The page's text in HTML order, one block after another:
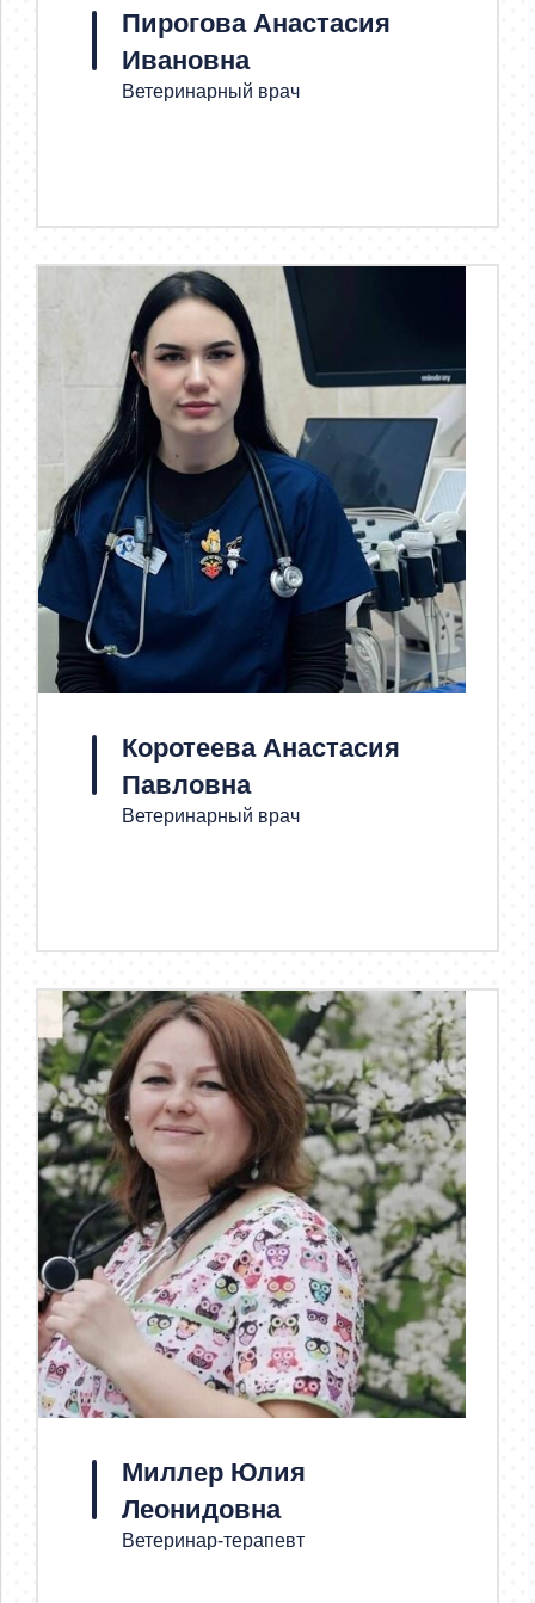
Пирогова Анастасия
Ивановна
Ветеринарный врач
Коротеева Анастасия
Павловна
Ветеринарный врач
Миллер Юлия
Леонидовна
Ветеринар-терапевт